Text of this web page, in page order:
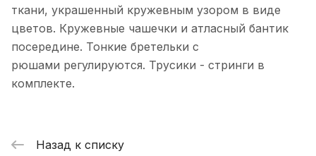
ткани, украшенный кружевным узором в виде
цветов. Кружевные чашечки и атласный бантик
посередине. Тонкие бретельки с
рюшами регулируются. Трусики - стринги в
комплекте.
Назад к списку